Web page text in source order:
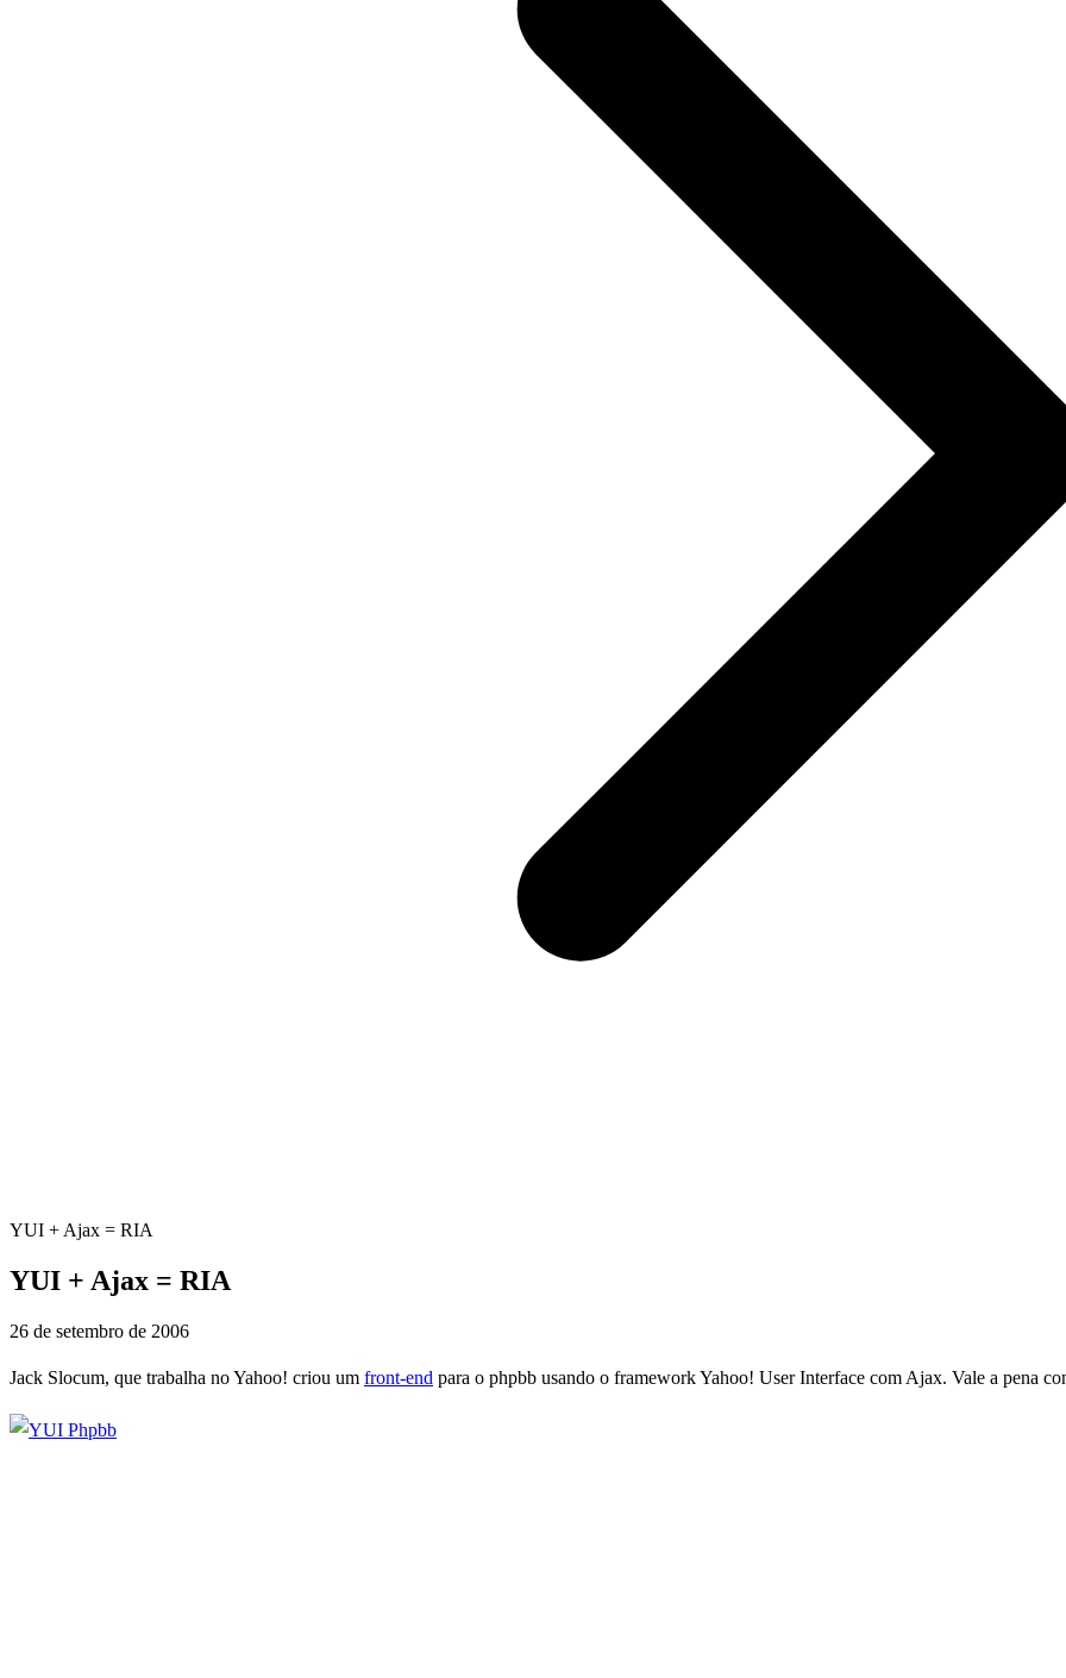
YUI + Ajax = RIA
YUI + Ajax = RIA
26 de setembro de 2006
Jack Slocum, que trabalha no Yahoo! criou um front-end para o phpbb usando o framework Yahoo! User Interface com Ajax. Vale a pena